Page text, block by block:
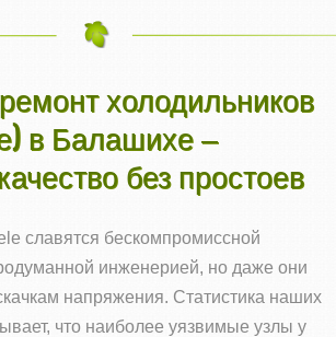
холодильников
в Балашихе –
без простоев
славятся бескомпромиссной
инженерией, но даже они
напряжения. Статистика наших
что наиболее уязвимые узлы у